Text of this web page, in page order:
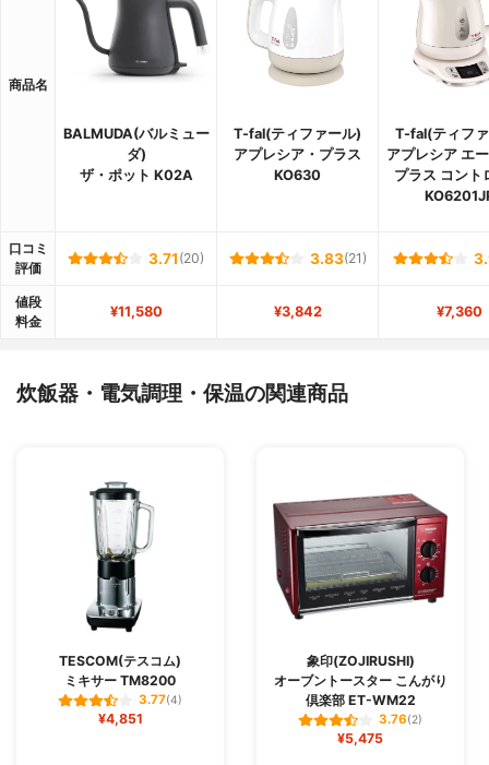
商品名
BALMUDA(バルミュー
ダ)
ザ・ポット K02A
T-fal(ティファール)
アプレシア・プラス
KO630
T-fal(ティフ
アプレシア エ
プラス コント
口コミ
評価
3.71 (20) 3.83(21)
値段
料金
¥11,580 ¥3,842 ¥7,360
炊飯器・電気調理・保温の関連商品
TESCOM(テスコム)
ミキサー TM8200
3.77(4)
¥4,851
象印(ZOJIRUSHI)
オーブントースター こんがり
倶楽部 ET-WM22
3.76(2)
¥5,475